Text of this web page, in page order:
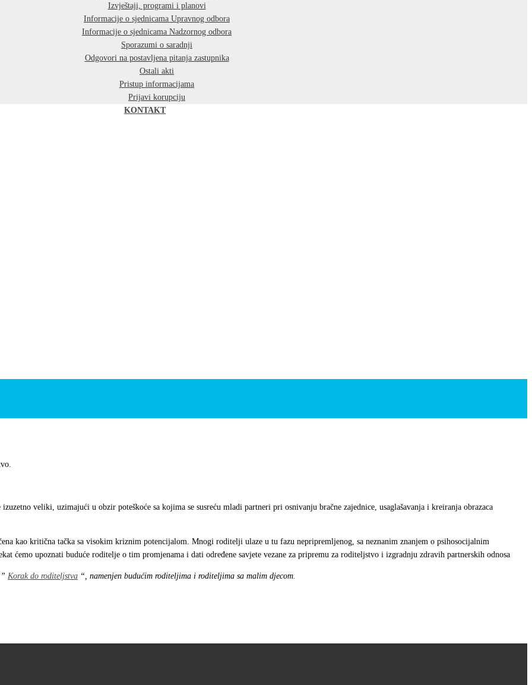
Izvještaji, programi i planovi
Informacije o sjednicama Upravnog odbora
Informacije o sjednicama Nadzornog odbora
Sporazumi o saradnji
Odgovori na postavljena pitanja zastupnika
Ostali akti
Pristup informacijama
Prijavi korupciju
KONTAKT
veliki, uzimajući u obzir poteškoće sa kojima se susreću mladi partneri pri osnivanju bračne zajednice, usaglašavanja i kreiranja obrazaca
kao kritična tačka sa visokim kriznim potencijalom. Mnogi roditelji ulaze u tu fazu nepripremljenog, sa neznanim znanjem o psihosocijalnim
ćemo upoznati buduće roditelje o tim promjenama i dati određene savjete vezane za pripremu za roditeljstvo i izgradnju zdravih partnerskih odnosa
Korak do roditeljstva “, namenjen budućim roditeljima i roditeljima sa malim djecom.